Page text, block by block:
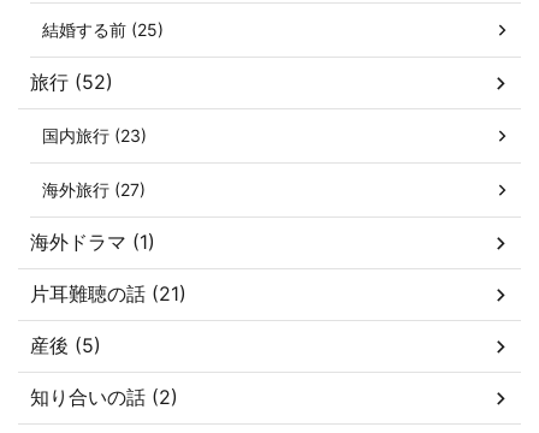
結婚する前 (25)
旅行 (52)
国内旅行 (23)
海外旅行 (27)
海外ドラマ (1)
片耳難聴の話 (21)
産後 (5)
知り合いの話 (2)